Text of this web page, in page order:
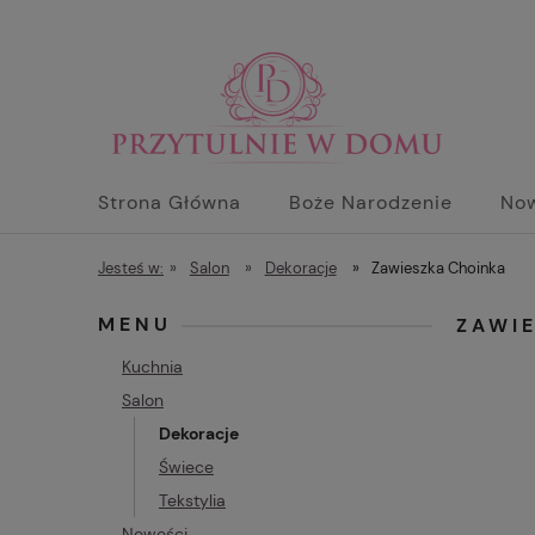
Strona Główna Boże Narodzenie
Jesteś w: » Salon » Dekoracje » Zawieszka Choinka
MENU
Kuchnia
Salon
Dekoracje
Świece
Tekstylia